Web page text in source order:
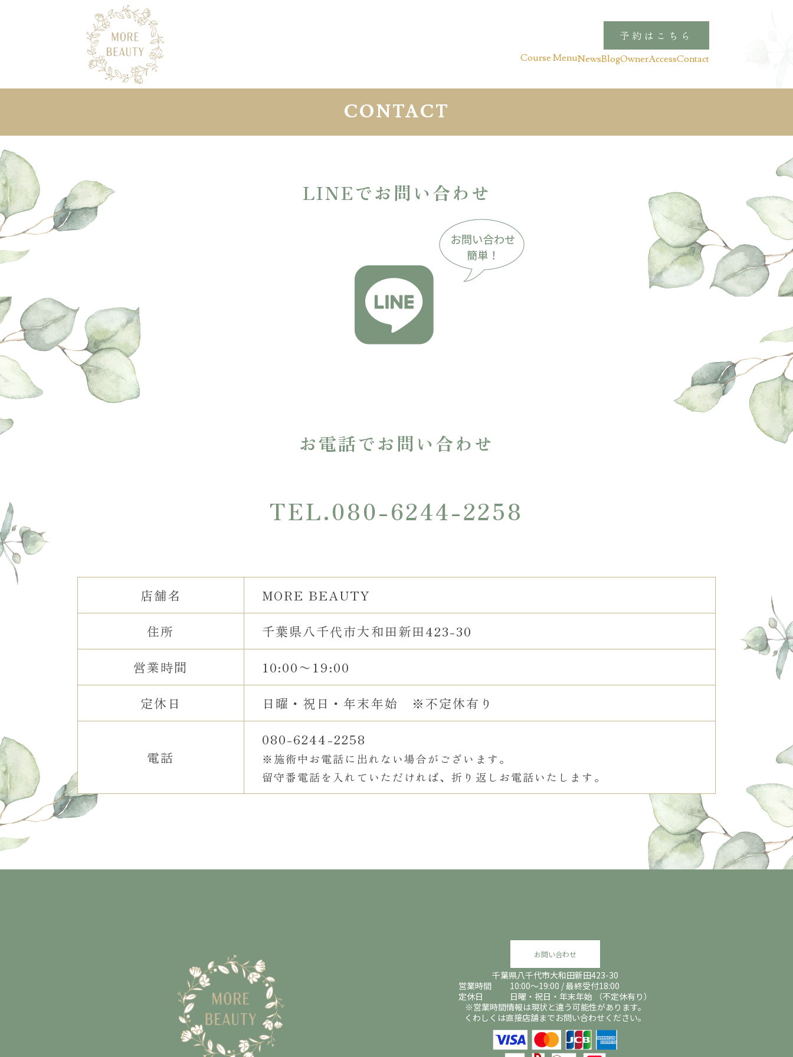
予約はこちら
Course MenuNewsBlogOwnerAccessContact
CONTACT
LINEでお問い合わせ
お電話でお問い合わせ
TEL.080-6244-2258
店舗名 MORE BEAUTY
住所 千葉県八千代市大和田新田423-30
営業時間 10:00〜19:00
定休日 日曜・祝日・年末年始 ※不定休有り
電話
080-6244-2258
※施術中お電話に出れない場合がございます。
留守番電話を入れていただければ、折り返しお電話いたします。
お問い合わせ
千葉県八千代市大和田新田423-30
営業時間 10:00～19:00 / 最終受付18:00
定休日 日曜・祝日・年末年始 （不定休有り）
※営業時間情報は現状と違う可能性があります。
くわしくは直接店舗までお問い合わせください。